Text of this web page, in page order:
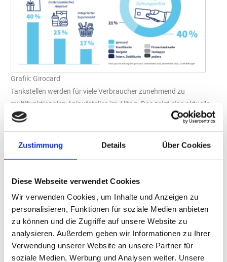
Zustimmung Details Über Cookies
Diese Webseite verwendet Cookies
Wir verwenden Cookies, um Inhalte und Anzeigen zu
personalisieren, Funktionen für soziale Medien anbieten
zu können und die Zugriffe auf unsere Website zu
analysieren. Außerdem geben wir Informationen zu Ihrer
Verwendung unserer Website an unsere Partner für
soziale Medien, Werbung und Analysen weiter. Unsere
Grafik: Girocard
Tankstellen werden für viele Verbraucher zunehmend zu
multifunktionalen Anlaufstellen im Alltag. Das zeigt eine aktuelle
Studie im Auftrag der „Girocard“. Neben dem Tanken spielen
wachsende Rolle. Auch beim Bezahlen gibt es klare Präferenzen.
76 Prozent der Befragten haben eine oder mehrere bevorzugte
Erreichbarkeit (72 Prozent) und der Preis (50 Prozent), gefolgt
von gutem Service (20 Prozent). Um Kraftstoffpreise zu
vergleichen, nutzen 60 Prozent Tank-Apps. Ist die Warteschlange
zu lang, weichen 56 Prozent auf eine andere Tankstelle aus.
Shop und Gastronomie gefragt
In den drei Monaten vor der Befragung nutzten 40 Prozent der